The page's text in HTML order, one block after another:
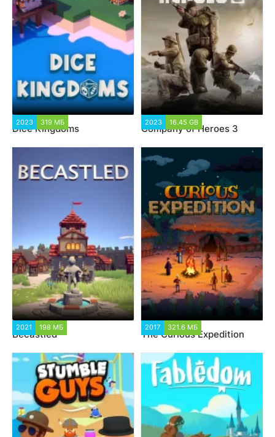
2023 319 МБ
Dice Kingdoms
2023 16.45 GB
Company of Heroes 3
2021 198 МБ
Becastled
2017 321.6 МБ
The Curious Expedition